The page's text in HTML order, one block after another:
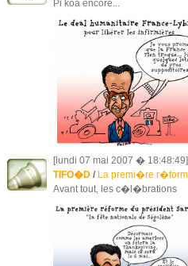
Pi koa encore...
[lundi 07 mai 2007 � 18:48:49]
TIFO�D/ La premi�re
Avant tout, les c�l�brations